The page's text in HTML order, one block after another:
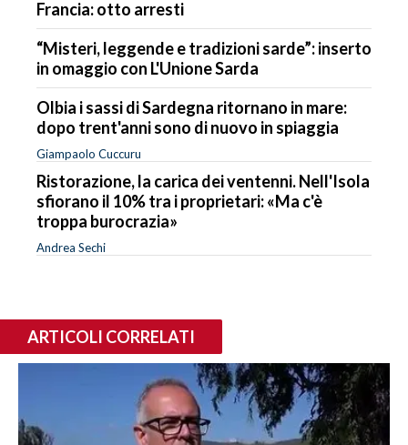
Francia: otto arresti
“Misteri, leggende e tradizioni sarde”: inserto
in omaggio con L'Unione Sarda
Olbia i sassi di Sardegna ritornano in mare:
dopo trent'anni sono di nuovo in spiaggia
Giampaolo Cuccuru
Ristorazione, la carica dei ventenni. Nell'Isola
sfiorano il 10% tra i proprietari: «Ma c'è
troppa burocrazia»
Andrea Sechi
ARTICOLI CORRELATI